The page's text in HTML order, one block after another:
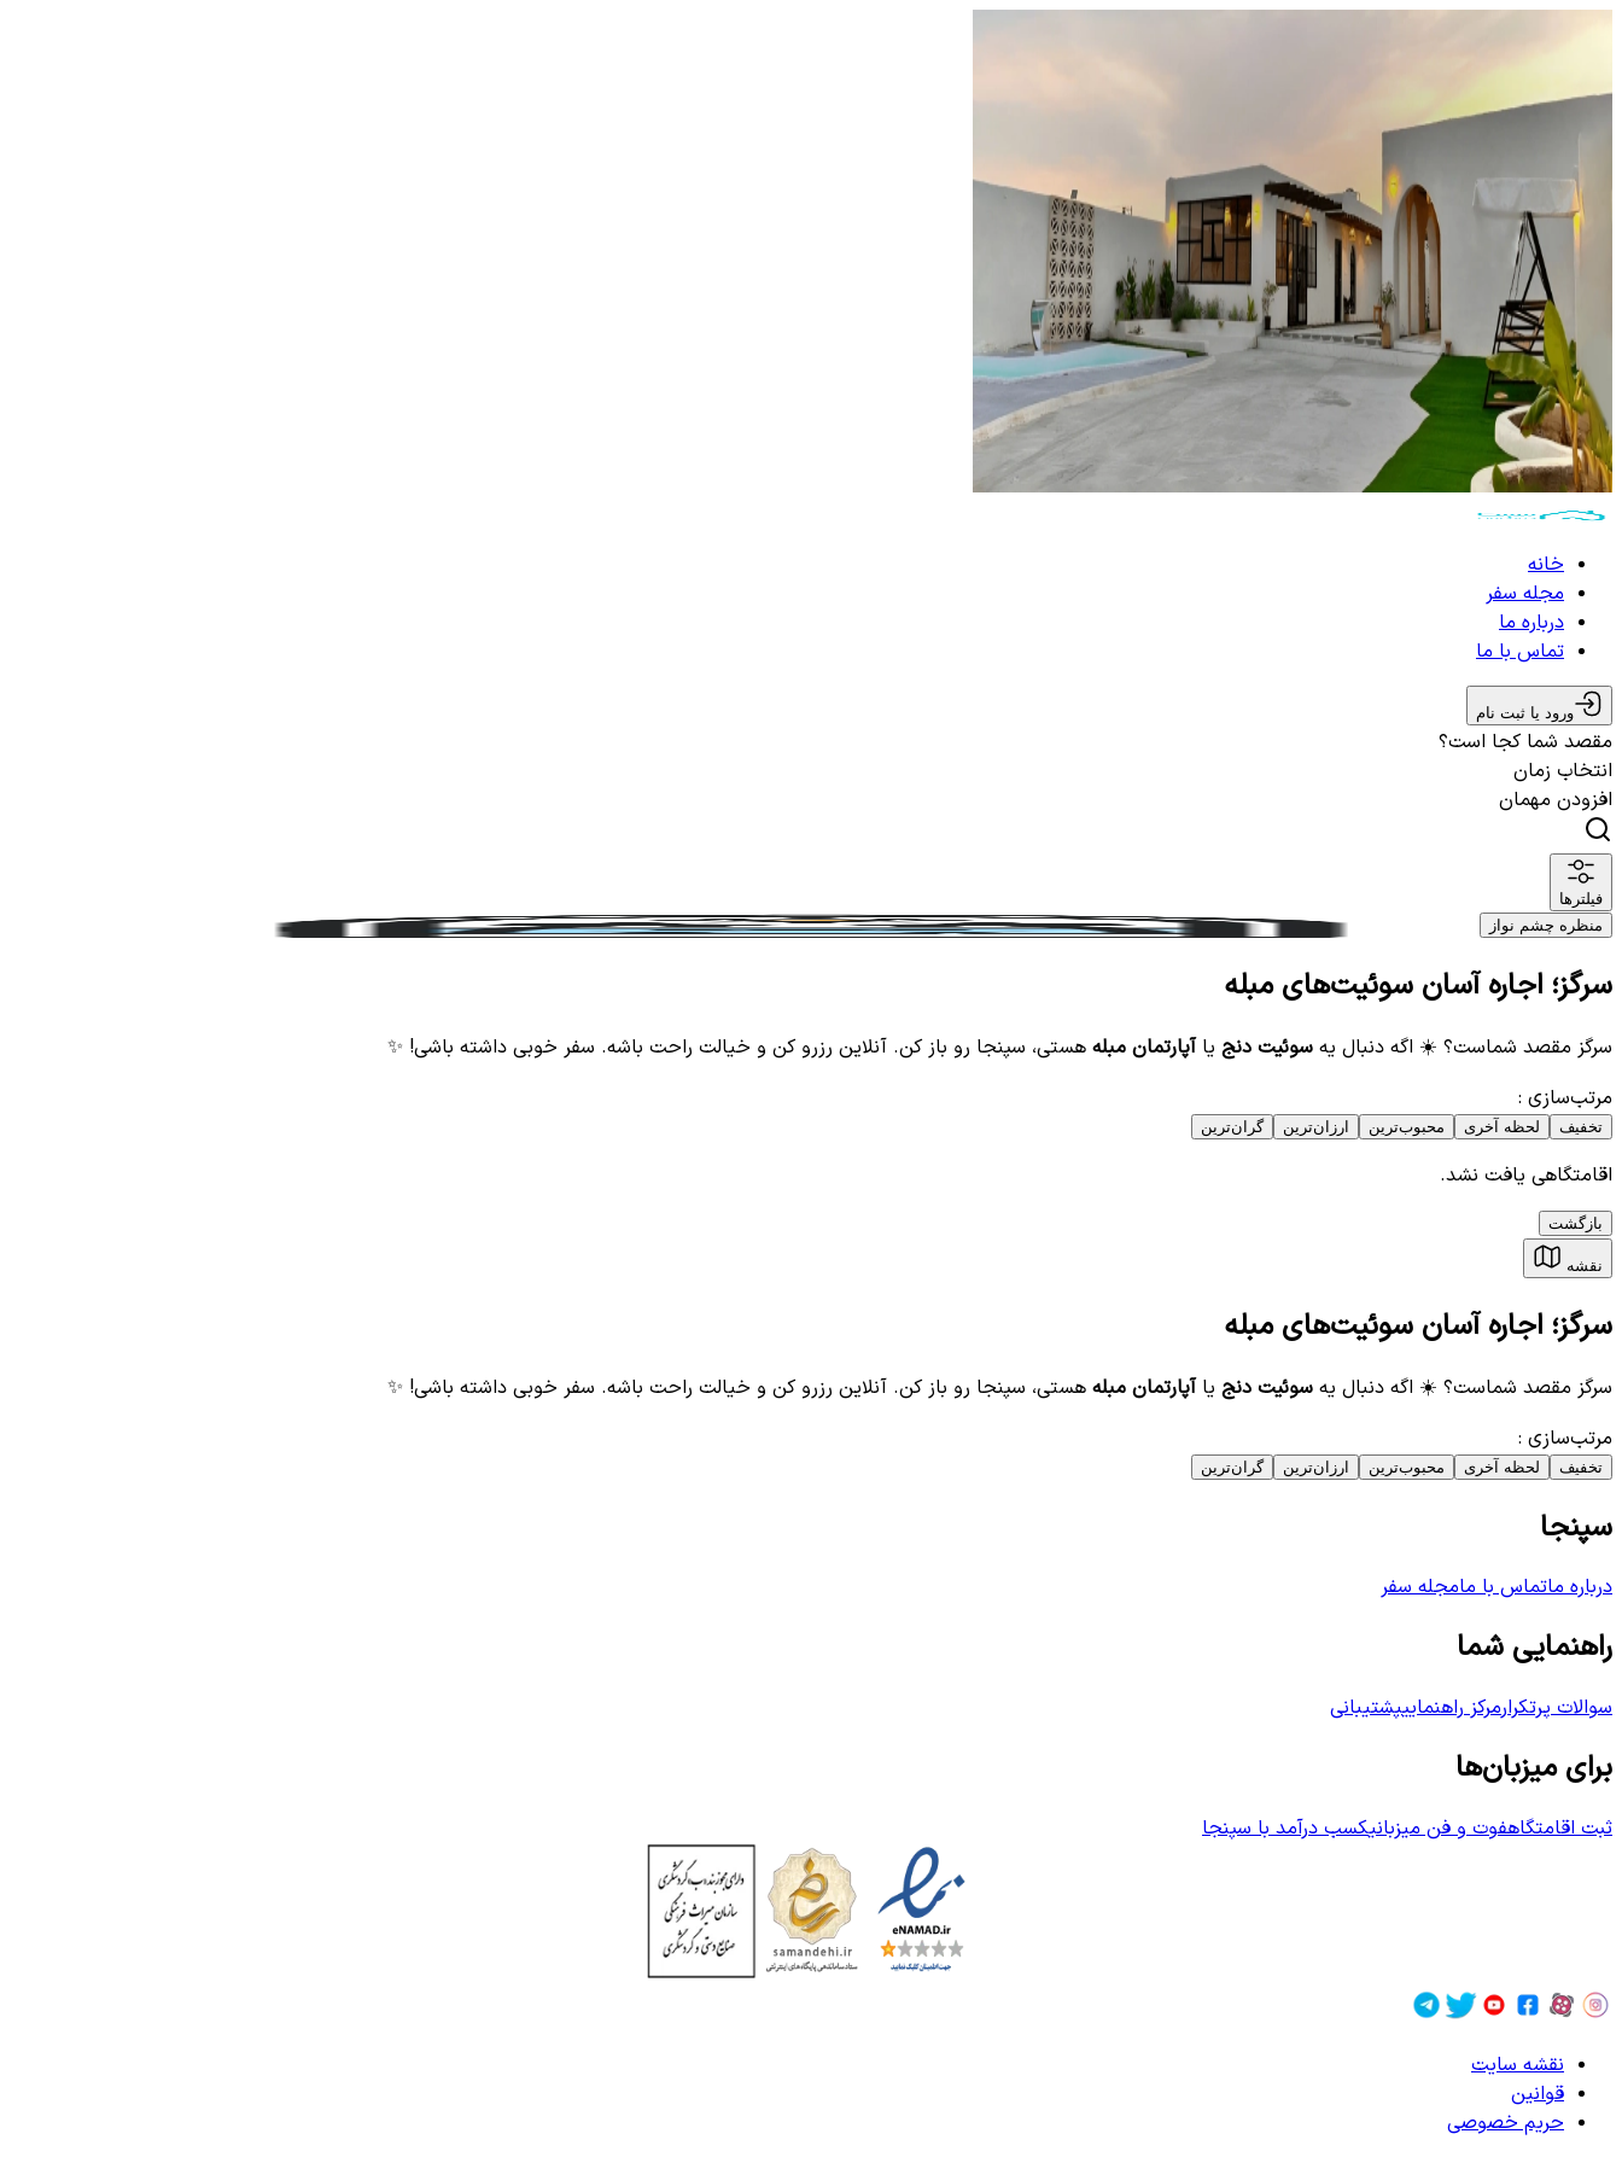
خانه
مجله سفر
درباره ما
تماس با ما
ورود یا ثبت نام
مقصد شما کجا است؟
انتخاب زمان
افزودن مهمان
فیلترها
منظره چشم نواز
سرگز؛ اجاره آسان سوئیت‌های مبله
سرگز مقصد شماست؟ ☀️ اگه دنبال یه سوئیت دنج یاآپارتمان مبله هستی، سپنجا رو باز کن. آنلاین رزرو کن و خیالت راحت باشه. سفر خوبی داشته باشی! ✨
مرتب‌سازی :
تخفیف لحظه آخری محبوب‌ترین ارزان‌ترین گران‌ترین
اقامتگاهی یافت نشد.
بازگشت
نقشه
سرگز؛ اجاره آسان سوئیت‌های مبله
سرگز مقصد شماست؟ ☀️ اگه دنبال یه سوئیت دنج یاآپارتمان مبله هستی، سپنجا رو باز کن. آنلاین رزرو کن و خیالت راحت باشه. سفر خوبی داشته باشی! ✨
مرتب‌سازی :
تخفیف لحظه آخری محبوب‌ترین ارزان‌ترین گران‌ترین
سپنجا
درباره ماتماس با مامجله سفر
راهنمایی شما
سوالات پرتکرارمرکز راهنماییپشتیبانی
برای میزبان‌ها
ثبت اقامتگاهفوت و فن میزبانیکسب درآمد با سپنجا
نقشه سایت
قوانین
حریم خصوصی